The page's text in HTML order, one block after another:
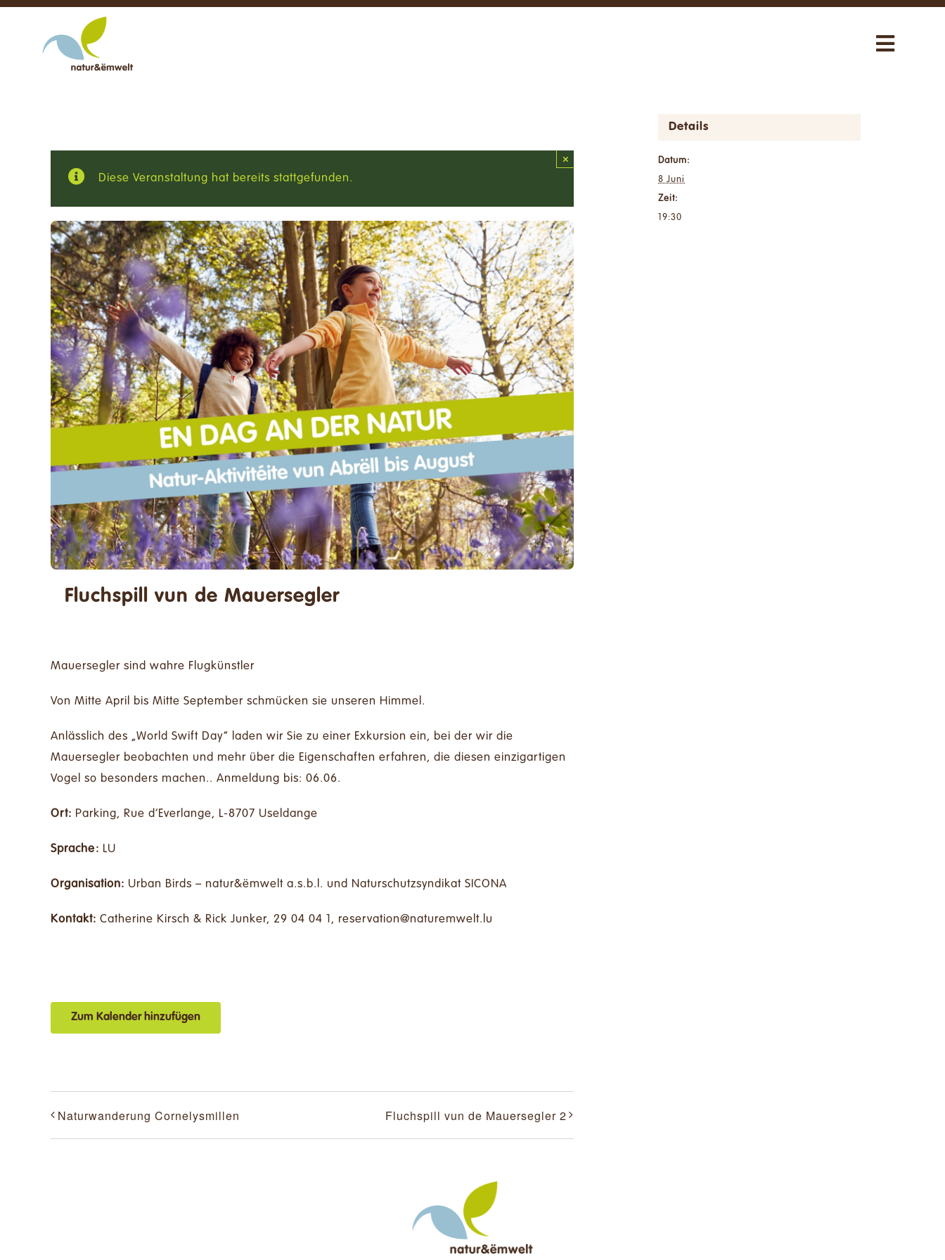
Zum
springen
Toggle
Suche
Diese Veranstaltung hat bereits stattgefunden.
×
Fluchspill vun de Mauersegler
Mauersegler sind wahre Flugkünstler
Von Mitte April bis Mitte September schmücken sie unseren Himmel.
Anlässlich des „World Swift Day” laden wir Sie zu einer Exkursion ein, bei der wir die
Mauersegler beobachten und mehr über die Eigenschaften erfahren, die diesen einzigartigen
Vogel so besonders machen.. Anmeldung bis: 06.06.
Ort: Parking, Rue d’Everlange, L-8707 Useldange
Sprache: LU
Organisation: Urban Birds – natur&ëmwelt a.s.b.l. und Naturschutzsyndikat SICONA
Kontakt: Catherine Kirsch & Rick Junker, 29 04 04 1, ul.tlewmerutan@noitavreser
Zum Kalender hinzufügen
Naturwanderung Cornelysmillen Fluchspill vun de Mauersegler 2
Details
Datum:
8 Juni
Zeit:
19:30